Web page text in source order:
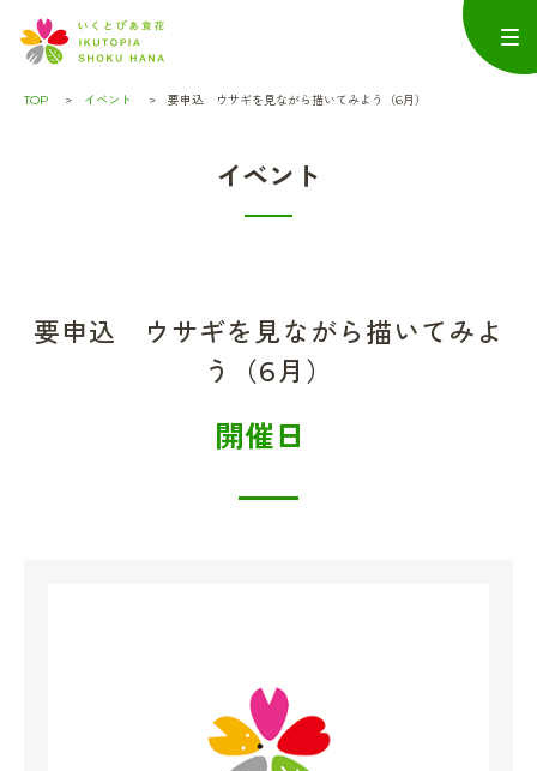
TOP イベント 要申込 ウサギを見ながら描いてみよう（6月）
イベント
要申込 ウサギを見ながら描いてみよ
う（6月）
開催日